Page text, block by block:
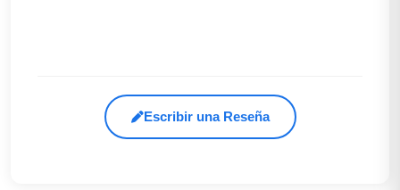
Escribir una Reseña